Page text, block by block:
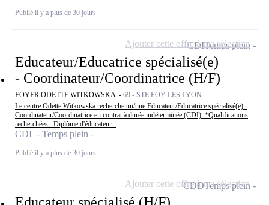
Publié il y a plus de 30 jours
Educateur/Educatrice spécialisé(e)
- Coordinateur/Coordinatrice (H/F)
FOYER ODETTE WITKOWSKA - 69 - STE FOY LES LYON
Le centre Odette Witkowska recherche un/une Educateur/Educatrice spécialisé(e) -
Coordinateur/Coordinatrice en contrat à durée indéterminée (CDI). *Qualifications
recherchées : Diplôme d'éducateur...
CDI - Temps plein
Publié il y a plus de 30 jours
CDITemps plein
Ajouter cette offre à ma sélection
CDDTemps plein
Ajouter cette offre à ma sélection